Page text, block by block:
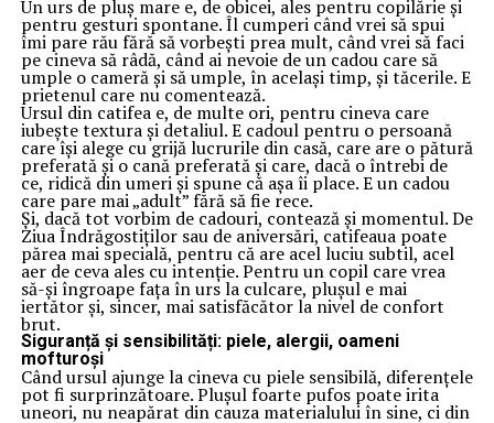
Un urs de pluș mare e, de obicei, ales pentru copilărie și
pentru gesturi spontane. Îl cumperi când vrei să spui
îmi pare rău fără să vorbești prea mult, când vrei să faci
pe cineva să râdă, când ai nevoie de un cadou care să
umple o cameră și să umple, în același timp, și tăcerile. E
prietenul care nu comentează.
Ursul din catifea e, de multe ori, pentru cineva care
iubește textura și detaliul. E cadoul pentru o persoană
care își alege cu grijă lucrurile din casă, care are o pătură
preferată și o cană preferată și care, dacă o întrebi de
ce, ridică din umeri și spune că așa îi place. E un cadou
care pare mai „adult” fără să fie rece.
Și, dacă tot vorbim de cadouri, contează și momentul. De
Ziua Îndrăgostiților sau de aniversări, catifeaua poate
părea mai specială, pentru că are acel luciu subtil, acel
aer de ceva ales cu intenție. Pentru un copil care vrea
să-și îngroape fața în urs la culcare, plușul e mai
iertător și, sincer, mai satisfăcător la nivel de confort
brut.
Siguranță și sensibilități: piele, alergii, oameni
mofturoși
Când ursul ajunge la cineva cu piele sensibilă, diferențele
pot fi surprinzătoare. Plușul foarte pufos poate irita
uneori, nu neapărat din cauza materialului în sine, ci din